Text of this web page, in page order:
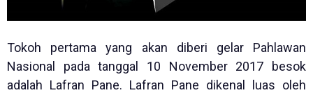
Tokoh pertama yang akan diberi gelar Pahlawan
Nasional pada tanggal 10 November 2017 besok
adalah Lafran Pane. Lafran Pane dikenal luas oleh